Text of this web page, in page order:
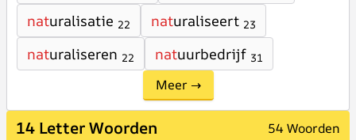
naturalisatie 22 naturaliseert 23
naturaliseren 22 natuurbedrijf 31
Meer →
14 Letter Woorden 54 Woorden